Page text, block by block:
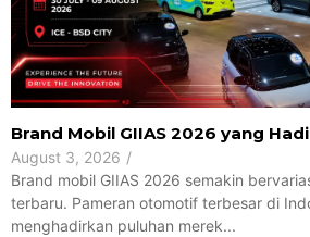
Brand Mobil GIIAS 2026 yang
August 3, 2026 /
Brand mobil GIIAS 2026 semakin
terbaru. Pameran otomotif terbesar di
menghadirkan puluhan merek...